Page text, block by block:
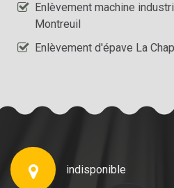
Enlèvement machine
Montreuil
Enlèvement d'épave La
indisponible